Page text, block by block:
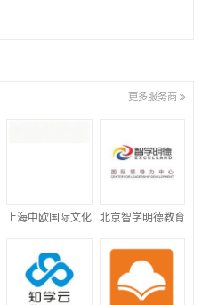
更多服务商
上海中欧国际文化 北京智学明德教育